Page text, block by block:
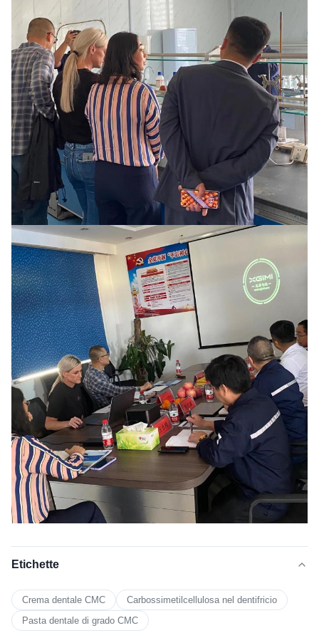
Etichette
Crema dentale CMC
Carbossimetilcellulosa nel dentifricio
Pasta dentale di grado CMC